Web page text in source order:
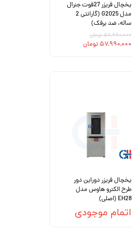
یخچال فریزر 27فوت جنرال
مدل G2025 (گارانتی 2
ساله، ضد برفک)
۵۸,۹۹۰,۰۰۰ تومان
۵۷,۹۹۰,۰۰۰ تومان
یخچال فریزر دوراین دور
طرح الکترو هاوس مدل
EH28 (اصلی)
اتمام موجودی